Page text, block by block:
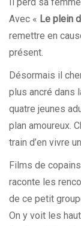
Avec « Le plein
remettre en
présent.
Désormais il
plus ancré dans
quatre jeunes
plan amoureux.
train d’en vivre
Films de
raconte les
de ce petit
On y voit les